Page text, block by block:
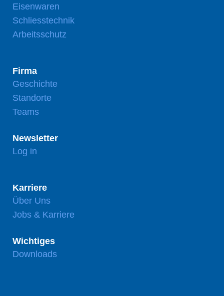
Eisenwaren
Schliesstechnik
Arbeitsschutz
Firma
Geschichte
Standorte
Teams
Newsletter
Log in
Karriere
Über Uns
Jobs & Karriere
Wichtiges
Downloads